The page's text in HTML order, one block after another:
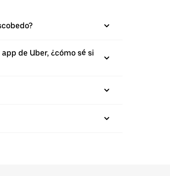
de Uber, ¿cómo sé si